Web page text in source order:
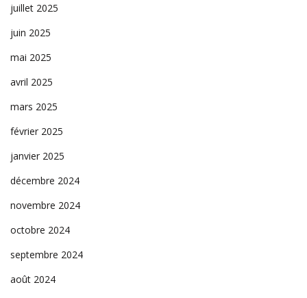
juillet 2025
juin 2025
mai 2025
avril 2025
mars 2025
février 2025
janvier 2025
décembre 2024
novembre 2024
octobre 2024
septembre 2024
août 2024